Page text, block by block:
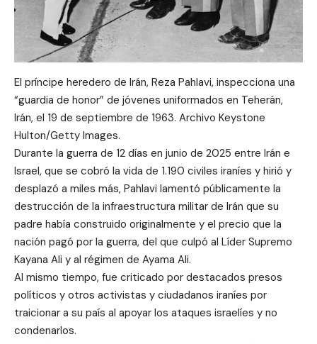
El príncipe heredero de Irán, Reza Pahlavi, inspecciona una
“guardia de honor” de jóvenes uniformados en Teherán,
Irán, el 19 de septiembre de 1963. Archivo Keystone
Hulton/Getty Images.
Durante la guerra de 12 días en junio de 2025 entre Irán e
Israel, que se cobró la vida de 1.190 civiles iraníes y hirió y
desplazó a miles más, Pahlavi lamentó públicamente la
destrucción de la infraestructura militar de Irán que su
padre había construido originalmente y el precio que la
nación pagó por la guerra, del que culpó al Líder Supremo
Kayana Ali y al régimen de Ayama Ali.
Al mismo tiempo, fue criticado por destacados presos
políticos y otros activistas y ciudadanos iraníes por
traicionar a su país al apoyar los ataques israelíes y no
condenarlos.